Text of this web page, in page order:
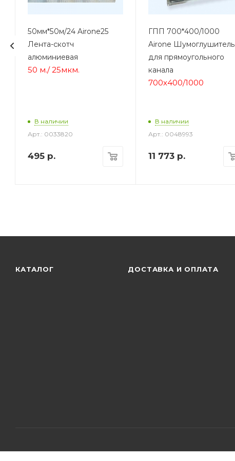
50мм*50м/24 Airone25
Лента-скотч
алюминиевая
50 м./25мкм.
В наличии
Арт.: 0033820
495 р.
ГПП 700*400/1000
Airone Шумоглушитель
для прямоугольного
канала
700x400/1000
В наличии
Арт.: 0048993
11 773р.
КАТАЛОГ ДОСТАВКА И ОПЛАТА